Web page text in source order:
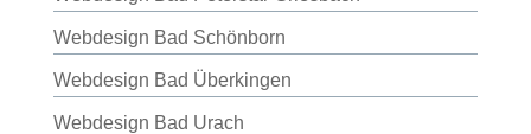
Webdesign Bad Schönborn
Webdesign Bad Überkingen
Webdesign Bad Urach